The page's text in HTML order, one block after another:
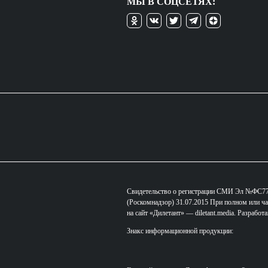
Свидетельство о регистрации СМИ Эл
(Роскомнадзор) 31.07.2015 При полном или
на сайт «Дилетант» — diletant.media.
Знакс информационной продукции: